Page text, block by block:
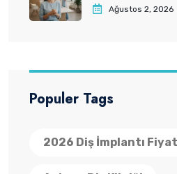
2026Ağustos 2, 2026
Populer Tags
2026 Diş İmplantı